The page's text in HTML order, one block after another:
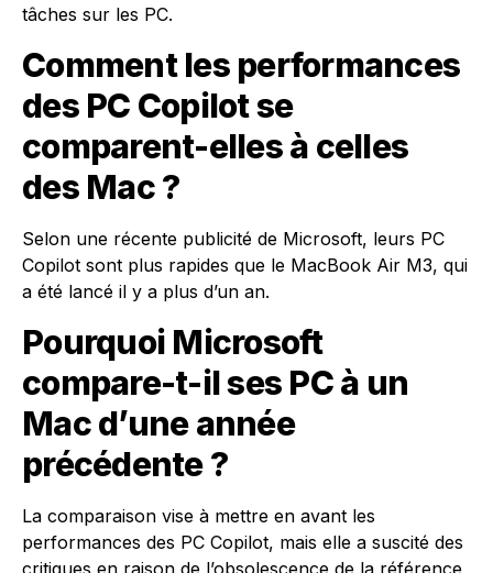
tâches sur les PC.
Comment les performances
des PC Copilot se
comparent-elles à celles
des Mac ?
Selon une récente publicité de Microsoft, leurs PC
Copilot sont plus rapides que le MacBook Air M3, qui
a été lancé il y a plus d’un an.
Pourquoi Microsoft
compare-t-il ses PC à un
Mac d’une année
précédente ?
La comparaison vise à mettre en avant les
performances des PC Copilot, mais elle a suscité des
critiques en raison de l’obsolescence de la référence